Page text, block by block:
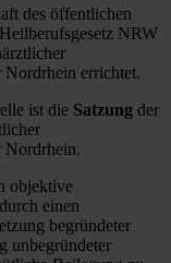
des öffentlichen
NRW
Nordrhein errichtet.
ist die Satzung der
Nordrhein.
objektive
einen
begründeter
unbegründeter